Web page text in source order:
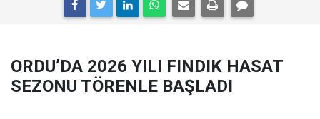
ORDU’DA 2026 YILI FINDIK HASAT
SEZONU TÖRENLE BAŞLADI